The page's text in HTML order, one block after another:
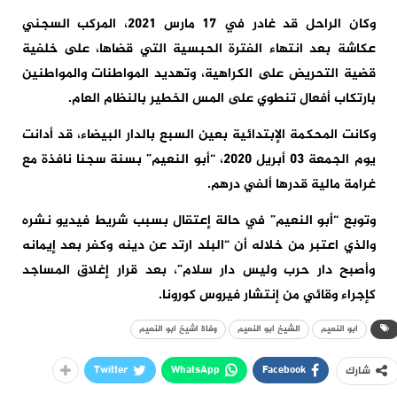
وكان الراحل قد غادر في 17 مارس 2021، المركب السجني
عكاشة بعد انتهاء الفترة الحبسية التي قضاها، على خلفية
قضية التحريض على الكراهية، وتهديد المواطنات والمواطنين
بارتكاب أفعال تنطوي على المس الخطير بالنظام العام.
وكانت المحكمة الإبتدائية بعين السبع بالدار البيضاء، قد أدانت
يوم الجمعة 03 أبريل 2020، “أبو النعيم” بسنة سجنا نافذة مع
غرامة مالية قدرها ألفي درهم.
وتوبع “أبو النعيم” في حالة إعتقال بسبب شريط فيديو نشره
والذي اعتبر من خلاله أن “البلد ارتد عن دينه وكفر بعد إيمانه
وأصبح دار حرب وليس دار سلام”، بعد قرار إغلاق المساجد
كإجراء وقائي من إنتشار فيروس كورونا.
ابو النعيم الشيخ ابو النعيم وفاة اشيخ ابو النعيم
شارك Facebook
WhatsApp
Twitter